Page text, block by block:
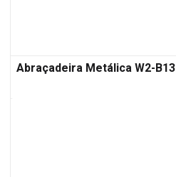
Abraçadeira Metálica W2-B13